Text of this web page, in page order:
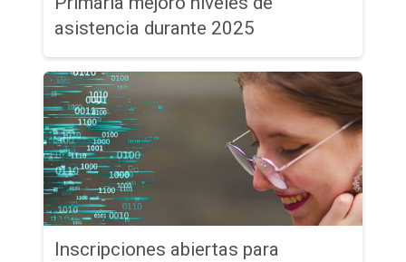
asistencia durante 2025
Inscripciones abiertas para